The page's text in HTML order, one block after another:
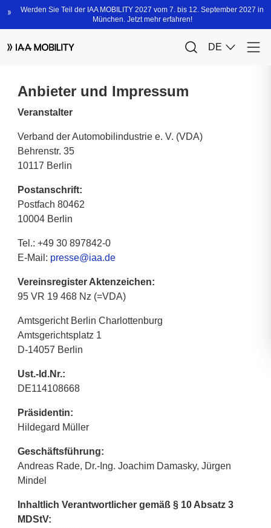
Anbieter und Impressum
Veranstalter
Verband der Automobilindustrie e. V. (VDA)
Behrenstr. 35
10117 Berlin
Postanschrift:
Postfach 80462
10004 Berlin
Tel.: +49 30 897842-0
E-Mail: presse@iaa.de
Vereinsregister Aktenzeichen:
95 VR 19 468 Nz (=VDA)
Amtsgericht Berlin Charlottenburg
Amtsgerichtsplatz 1
D-14057 Berlin
Ust.-Id.Nr.:
DE114108668
Präsidentin:
Hildegard Müller
Geschäftsführung:
Andreas Rade, Dr.-Ing. Joachim Damasky, Jürgen
Mindel
Inhaltlich Verantwortlicher gemäß § 10 Absatz 3
MDStV: